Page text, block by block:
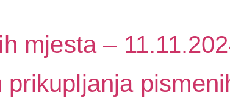
mjesta –